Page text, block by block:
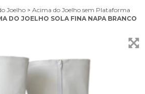
Joelho > Acima do Joelho sem Plataforma
DO JOELHO SOLA FINA NAPA BRANCO